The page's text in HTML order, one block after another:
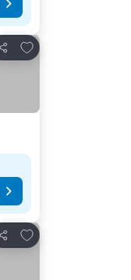
공유
즐겨찾기에 추가
공유
즐겨찾기에 추가